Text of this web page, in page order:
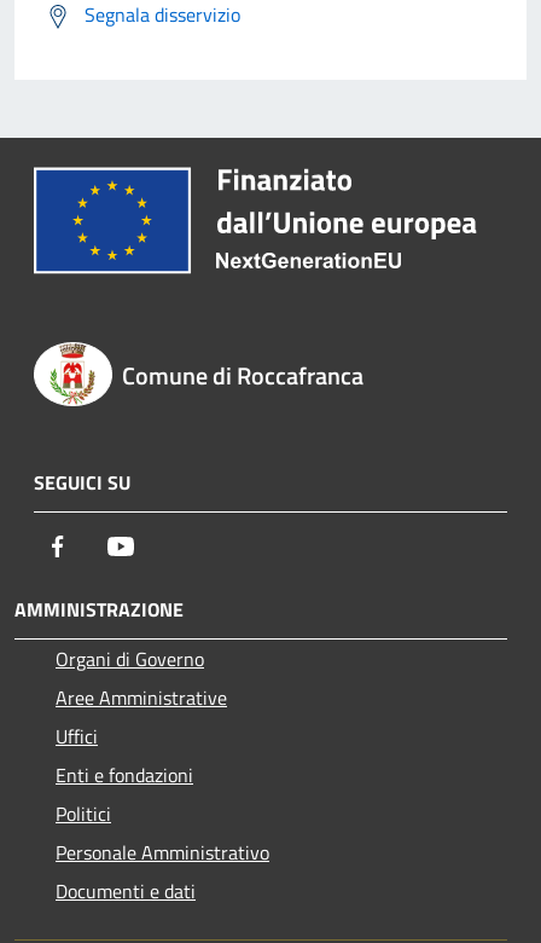
Segnala disservizio
Comune di Roccafranca
SEGUICI SU
Facebook
AMMINISTRAZIONE
Organi di Governo
Aree Amministrative
Uffici
Enti e fondazioni
Politici
Personale Amministrativo
Documenti e dati